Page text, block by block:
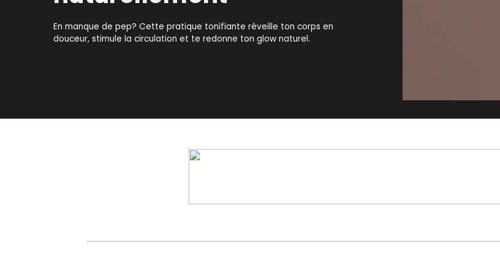
En manque de pep? Cette pratique tonifiante réveille ton corps en
douceur, stimule la circulation et te redonne ton glow naturel.